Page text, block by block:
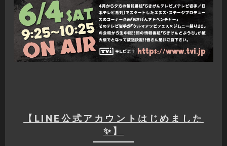
【LINE公式アカウントはじめました
✨】